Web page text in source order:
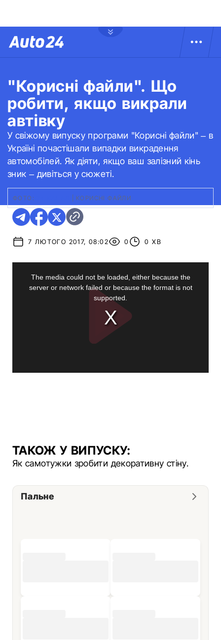
"Корисні файли". Що
робити, якщо викрали
автівку
У свіжому випуску програми "Корисні файли" – в
Україні почастішали випадки викрадення
автомобілей. Як діяти, якщо ваш залізний кінь
зник – дивіться у сюжеті.
ФОТО: КОРИСНІ ФАЙЛИ
7 ЛЮТОГО 2017, 08:02 0 0 ХВ
ТАКОЖ У ВИПУСКУ:
Як самотужки зробити декоративну стіну.
Пальне